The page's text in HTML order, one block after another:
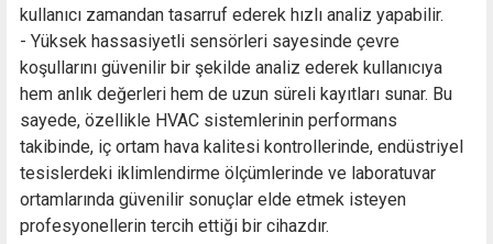
kullanıcı zamandan tasarruf ederek hızlı analiz yapabilir.
- Yüksek hassasiyetli sensörleri sayesinde çevre
koşullarını güvenilir bir şekilde analiz ederek kullanıcıya
hem anlık değerleri hem de uzun süreli kayıtları sunar. Bu
sayede, özellikle HVAC sistemlerinin performans
takibinde, iç ortam hava kalitesi kontrollerinde, endüstriyel
tesislerdeki iklimlendirme ölçümlerinde ve laboratuvar
ortamlarında güvenilir sonuçlar elde etmek isteyen
profesyonellerin tercih ettiği bir cihazdır.